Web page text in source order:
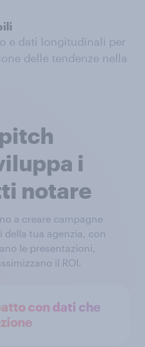
e dati longitudinali per
delle tendenze nella
i
notare
a creare campagne
tua agenzia, con
le presentazioni,
il ROI.
con dati che